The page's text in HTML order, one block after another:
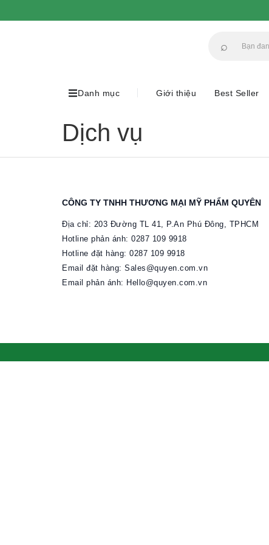
⌕
Danh mục Giới thiệu Best Seller
Dịch vụ
CÔNG TY TNHH THƯƠNG MẠI MỸ PHẨM QUYÊN
Địa chỉ: 203 Đường TL 41, P.An Phú Đông, TPHCM
Hotline phản ánh: 0287 109 9918
Hotline đặt hàng: 0287 109 9918​
Email đặt hàng: Sales@quyen.com.vn
Email phản ánh: Hello@quyen.com.vn